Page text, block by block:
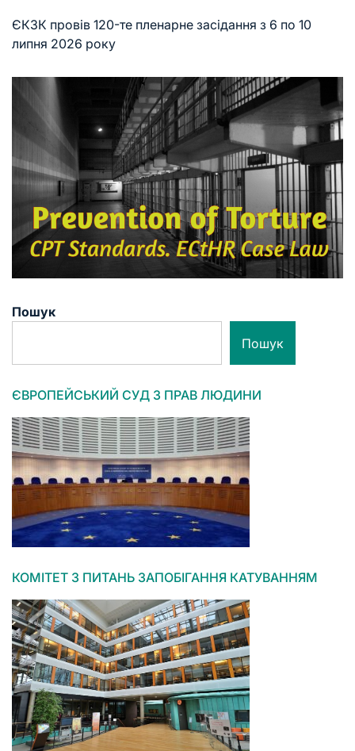
ЄКЗК провів 120-те пленарне засідання з 6 по 10
липня 2026 року
Пошук
Пошук
ЄВРОПЕЙСЬКИЙ СУД З ПРАВ ЛЮДИНИ
КОМІТЕТ З ПИТАНЬ ЗАПОБІГАННЯ КАТУВАННЯМ